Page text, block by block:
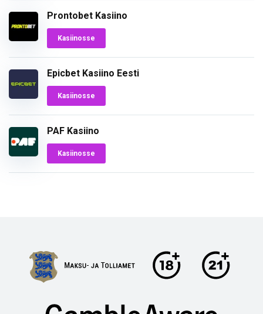
Prontobet Kasiino
Kasiinosse
Epicbet Kasiino Eesti
Kasiinosse
PAF Kasiino
Kasiinosse